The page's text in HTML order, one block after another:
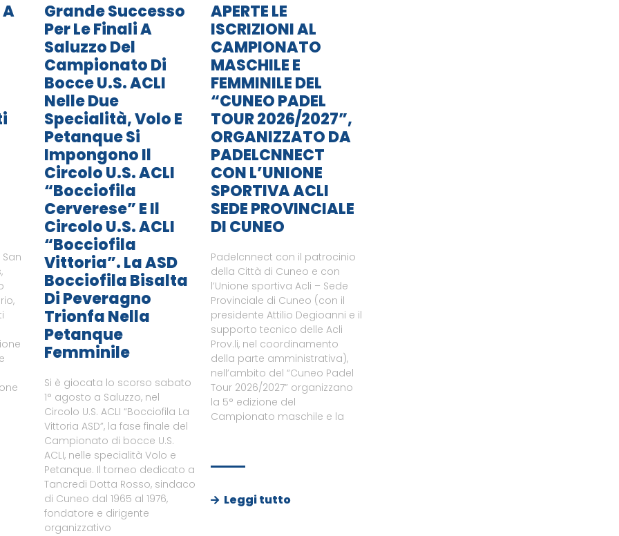
Grande Successo
Per Le Finali A
Saluzzo Del
Campionato Di
Bocce U.S. ACLI
Nelle Due
Specialità, Volo E
Petanque Si
Impongono Il
Circolo U.S. ACLI
“Bocciofila
Cerverese” E Il
Circolo U.S. ACLI
“Bocciofila
Vittoria”. La ASD
Bocciofila Bisalta
Di Peveragno
Trionfa Nella
Petanque
Femminile
Si è giocata lo scorso sabato
1° agosto a Saluzzo, nel
Circolo U.S. ACLI “Bocciofila La
Vittoria ASD”, la fase finale del
Campionato di bocce U.S.
ACLI, nelle specialità Volo e
Petanque. Il torneo dedicato a
Tancredi Dotta Rosso, sindaco
di Cuneo dal 1965 al 1976,
fondatore e dirigente
organizzativo
APERTE LE
ISCRIZIONI AL
CAMPIONATO
MASCHILE E
FEMMINILE DEL
“CUNEO PADEL
TOUR 2026/2027”,
ORGANIZZATO DA
PADELCNNECT
CON L’UNIONE
SPORTIVA ACLI
SEDE PROVINCIALE
DI CUNEO
Padelcnnect con il patrocinio
della Città di Cuneo e con
l’Unione sportiva Acli – Sede
Provinciale di Cuneo (con il
presidente Attilio Degioanni e il
supporto tecnico delle Acli
Prov.li, nel coordinamento
della parte amministrativa),
nell’ambito del “Cuneo Padel
Tour 2026/2027” organizzano
la 5° edizione del
Campionato maschile e la
Leggi tutto